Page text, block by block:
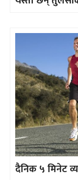
दैनिक ५ मिनेट